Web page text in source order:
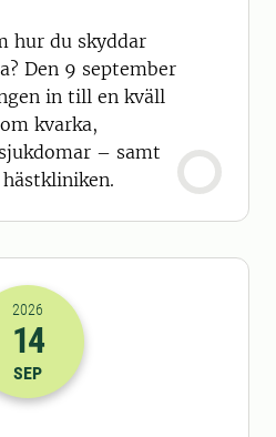
hur du skyddar
Den 9 september
in till en kväll
kvarka,
– samt
2026-14-09 22:00
2026
14
SEP